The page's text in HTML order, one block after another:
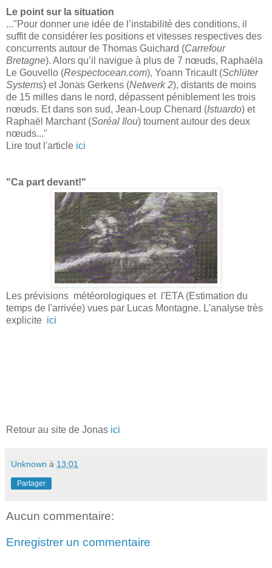
Le point sur la situation
..."Pour donner une idée de l’instabilité des conditions, il
suffit de considérer les positions et vitesses respectives des
concurrents autour de Thomas Guichard (Carrefour
Bretagne). Alors qu’il navigue à plus de 7 nœuds, Raphaëla
Le Gouvello (Respectocean.com), Yoann Tricault (Schlüter
Systems) et Jonas Gerkens (Netwerk 2), distants de moins
de 15 milles dans le nord, dépassent péniblement les trois
nœuds. Et dans son sud, Jean-Loup Chenard (Istuardo) et
Raphaël Marchant (Soréal Ilou) tournent autour des deux
nœuds..."
Lire tout l'article ici
"Ca part devant!"
Les prévisions météorologiques et l'ETA (Estimation du
temps de l'arrivée) vues par Lucas Montagne. L'analyse très
explicite ici
Retour au site de Jonas ici
Unknown à 13:01
Partager
Aucun commentaire:
Enregistrer un commentaire